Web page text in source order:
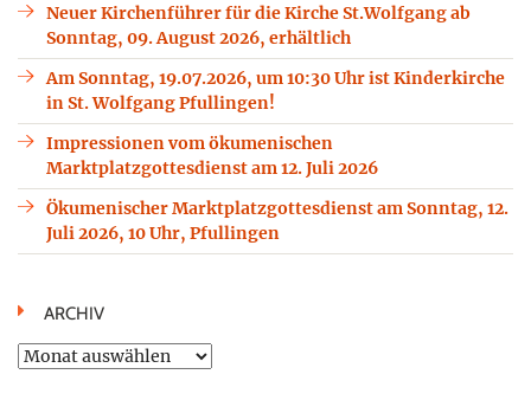
Neuer Kirchenführer für die Kirche St.Wolfgang ab
Sonntag, 09. August 2026, erhältlich
Am Sonntag, 19.07.2026, um 10:30 Uhr ist Kinderkirche
in St. Wolfgang Pfullingen!
Impressionen vom ökumenischen
Marktplatzgottesdienst am 12. Juli 2026
Ökumenischer Marktplatzgottesdienst am Sonntag, 12.
Juli 2026, 10 Uhr, Pfullingen
ARCHIV
Archiv